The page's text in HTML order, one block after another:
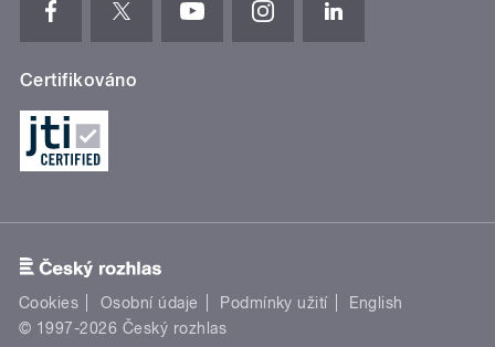
Certifikováno
Cookies Osobní údaje Podmínky užití
English
© 1997-2026 Český rozhlas